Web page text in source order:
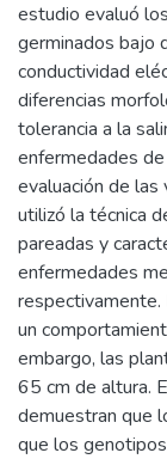
estudio evaluó
germinados bajo
conductividad
diferencias
tolerancia a la
enfermedades
evaluación de
utilizó la técnica
pareadas y
enfermedades
respectivamente.
un
embargo, las
65 cm de altura.
demuestran que
que los